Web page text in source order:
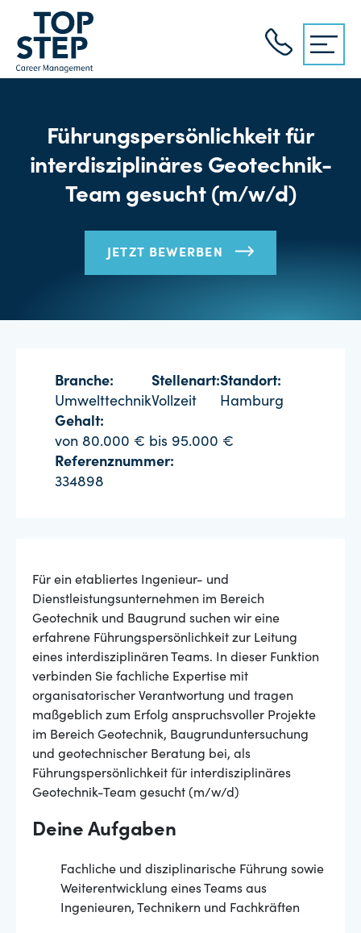
Führungspersönlichkeit für
interdisziplinäres Geotechnik-
Team gesucht (m/w/d)
JETZT BEWERBEN
Branche:
Umwelttechnik
Stellenart:
Vollzeit
Standort:
Hamburg
Gehalt:
von 80.000 € bis 95.000 €
Referenznummer:
334898
Für ein etabliertes Ingenieur- und
Dienstleistungsunternehmen im Bereich
Geotechnik und Baugrund suchen wir eine
erfahrene Führungspersönlichkeit zur Leitung
eines interdisziplinären Teams. In dieser Funktion
verbinden Sie fachliche Expertise mit
organisatorischer Verantwortung und tragen
maßgeblich zum Erfolg anspruchsvoller Projekte
im Bereich Geotechnik, Baugrunduntersuchung
und geotechnischer Beratung bei, als
Führungspersönlichkeit für interdisziplinäres
Geotechnik-Team gesucht (m/w/d)
Deine Aufgaben
Fachliche und disziplinarische Führung sowie
Weiterentwicklung eines Teams aus
Ingenieuren, Technikern und Fachkräften